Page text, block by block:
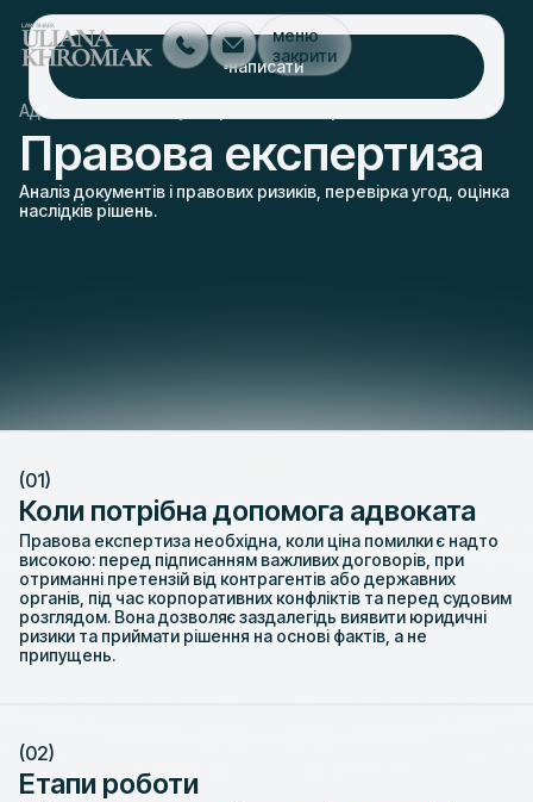
меню
закрити
написати
Адвокат Львів
Правова експертиза
Аналіз документів і правових ризиків, перевірка угод, оцінка
наслідків рішень.
(01)
Коли потрібна допомога адвоката
Правова експертиза необхідна, коли ціна помилки є надто
високою: перед підписанням важливих договорів, при
отриманні претензій від контрагентів або державних
органів, під час корпоративних конфліктів та перед судовим
розглядом. Вона дозволяє заздалегідь виявити юридичні
ризики та приймати рішення на основі фактів, а не
припущень.
(02)
Етапи роботи